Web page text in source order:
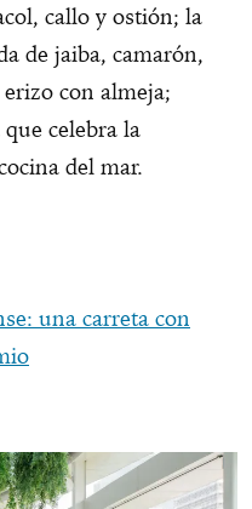
callo y ostión; la
de jaiba, camarón,
con almeja;
celebra la
del mar.
una carreta con